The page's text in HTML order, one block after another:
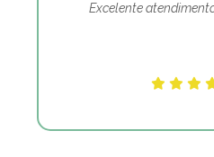
Excelente